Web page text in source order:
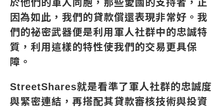
於他們的軍人同胞，那些愛國的支持者，正
因為如此，我們的貸款償還表現非常好。我
們的祕密武器便是利用軍人社群中的忠誠特
質，利用這樣的特性使我們的交易更具保
障。
StreetShares就是看準了軍人社群的忠誠度
與緊密連結，再搭配其貸款審核技術與投資